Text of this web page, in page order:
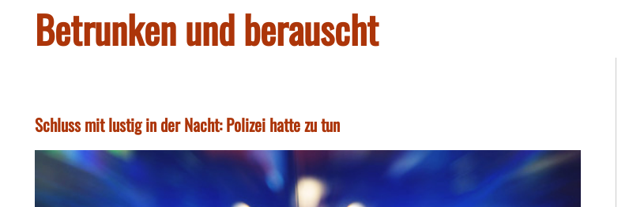
Betrunken und berauscht
Schluss mit lustig in der Nacht: Polizei hatte zu tun